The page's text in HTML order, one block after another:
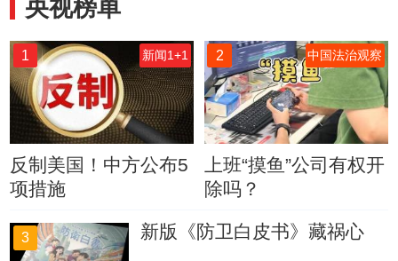
央视榜单
1 新闻1+1
反制美国！中方公布5
项措施
2 中国法治观察
上班“摸鱼”公司有权开
除吗？
3 新版《防卫白皮书》藏祸心